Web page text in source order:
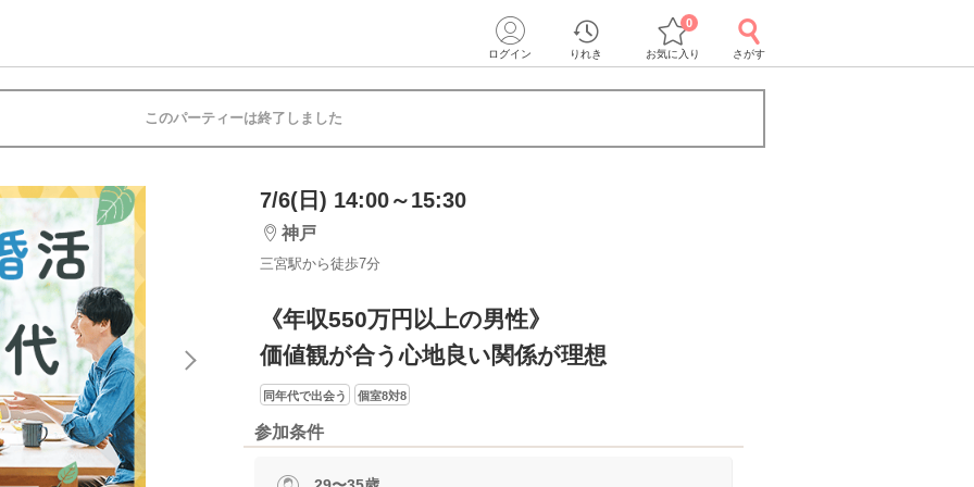
ログイン りれき お気に入り
0
さがす
このパーティーは終了しました
7/6(日) 14:00～15:30
神戸
三宮駅から徒歩7分
《年収550万円以上の男性》
価値観が合う心地良い関係が理想
同年代で出会う 個室8対8
参加条件